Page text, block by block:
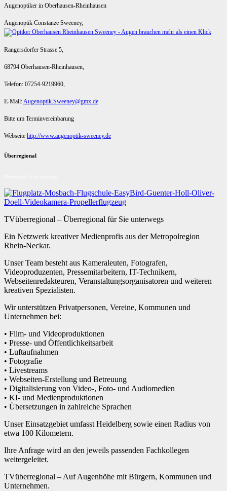
Augenoptiker in Oberhausen-Rheinhausen
Augenoptik Constanze Sweeney,
Rangersdorfer Strasse 5,
68794 Oberhausen-Rheinhausen,
Telefon: 07254-9219960,
E-Mail:Augenoptik.Sweeney@gmx.de
Bitte um Terminvereinbarung
Webseite http://www.augenoptik-sweeney.de
Überregional
TVüberregional – Überregional für Sie unterwegs
Ein Netzwerk kreativer Medienprofis aus der Metropolregion
Rhein-Neckar.
Unser Team besteht aus Kameraleuten, Fotografen,
Videoproduzenten, Pressemitarbeitern, IT-Technikern,
Webseitenredakteuren, Veranstaltungsorganisatoren und weiteren
kreativen Spezialisten.
Wir unterstützen Privatpersonen, Vereine, Kommunen und
Unternehmen bei:
• Film- und Videoproduktionen
• Presse- und Öffentlichkeitsarbeit
• Luftaufnahmen
• Fotografie
• Livestreams
• Webseiten-Erstellung und Betreuung
• Digitalisierung von Video-, Foto- und Audiomedien
• KI- und Medienproduktionen
• Übersetzungen in zahlreiche Sprachen
Unser Einsatzgebiet umfasst Heidelberg sowie einen Radius von
etwa 100 Kilometern.
Ihre Anfrage wird an den jeweils passenden Fachkollegen
weitergeleitet.
TVüberregional – Auf Augenhöhe mit Bürgern, Kommunen und
Unternehmen.